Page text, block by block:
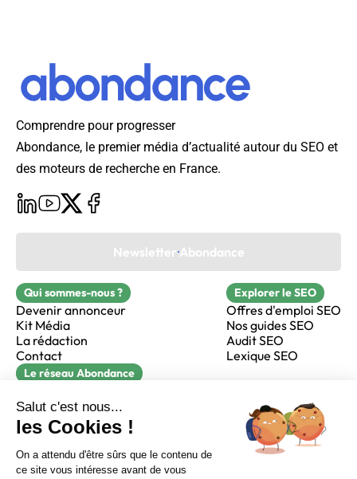
Sur LinkedIn Sur Youtube
Comprendre pour progresser
Abondance, le premier média d’actualité autour du SEO et
des moteurs de recherche en France.
Newsletter Abondance
Qui sommes-nous ?
Devenir annonceur
Kit Média
La rédaction
Contact
Explorer le SEO
Offres d'emploi SEO
Nos guides SEO
Audit SEO
Lexique SEO
Le réseau Abondance
Réacteur
alfie formation